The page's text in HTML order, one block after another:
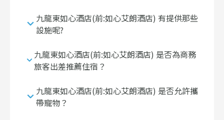
九龍東如心酒店(前:如心艾朗酒店) 有提供那些
設施呢?
九龍東如心酒店(前:如心艾朗酒店) 是否為商務
旅客出差推薦住宿？
九龍東如心酒店(前:如心艾朗酒店) 是否允許攜
帶寵物？